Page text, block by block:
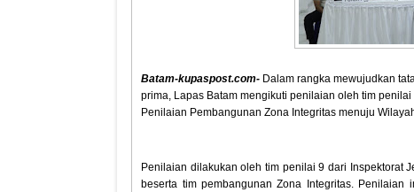
Batam-kupaspost.com- Dalam rangka mewujudkan
prima, Lapas Batam mengikuti penilaian oleh tim
Penilaian Pembangunan Zona Integritas menuju
Penilaian dilakukan oleh tim penilai 9 dari Inspektorat
beserta tim pembangunan Zona Integritas.